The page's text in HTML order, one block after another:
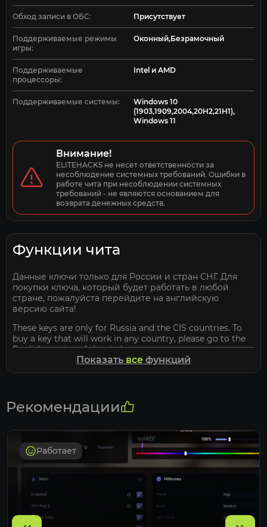
Обход записи в ОБС: Присутствует
Поддерживаемые режимы
игры:
Оконный,Безрамочный
Поддерживаемые
процессоры:
Intel и AMD
Поддерживаемые системы:
Windows 10
(1903,1909,2004,20H2,21H1),
Windows 11
Внимание!
ELITEHACKS не несет ответственности за
несоблюдение системных требований. Ошибки в
работе чита при несоблюдении системных
требований - не являются основанием для
возврата денежных средств.
Функции чита
Данные ключи только для России и стран СНГ. Для
покупки ключа, который будет работать в любой
стране, пожалуйста перейдите на английскую
версию сайта!
These keys are only for Russia and the CIS countries. To
buy a key that will work in any country, please go to the
English version of the site!
Игроки:
Включить подсветку игроков
Подсветка игроков квадратами (выбор цвета)
Подсветка ника Игроков
Подсветка и выбор расположения полоски
Подсветка оружия в руках у Игроков
Подсветка игрока заливкой [временно нету]
Показать все функций
Рекомендации
Работает